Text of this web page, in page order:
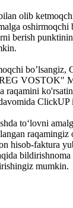
olib
oshirmoqchi
berish
bo’lsangiz,
VOSTOK"
raqamini
ClickUP
toʻlovni
raqamingiz
hisob-faktura
bildirishnoma
mumkin.